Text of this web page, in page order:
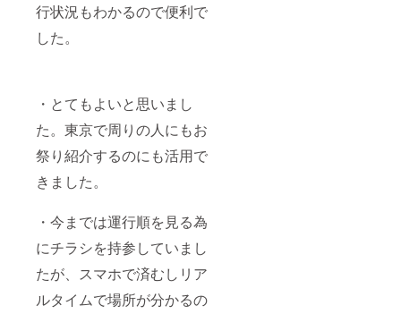
行状況もわかるので便利で
した。
・とてもよいと思いまし
た。東京で周りの人にもお
祭り紹介するのにも活用で
きました。
・今までは運行順を見る為
にチラシを持参していまし
たが、スマホで済むしリア
ルタイムで場所が分かるの